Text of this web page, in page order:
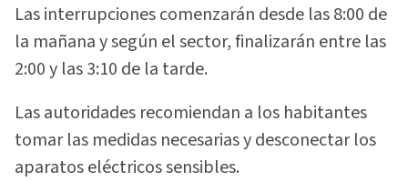
Las interrupciones comenzarán desde las 8:00 de
la mañana y según el sector, finalizarán entre las
2:00 y las 3:10 de la tarde.
Las autoridades recomiendan a los habitantes
tomar las medidas necesarias y desconectar los
aparatos eléctricos sensibles.